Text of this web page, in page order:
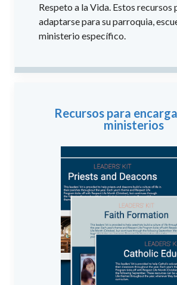
Respeto a la Vida. Estos recursos
adaptarse para su parroquia,
ministerio específico.
Recursos para
ministerios